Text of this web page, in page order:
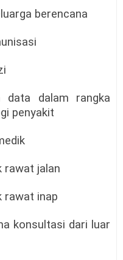
berencana
data dalam rangka
penyakit
rawat jalan
rawat inap
konsultasi dari luar